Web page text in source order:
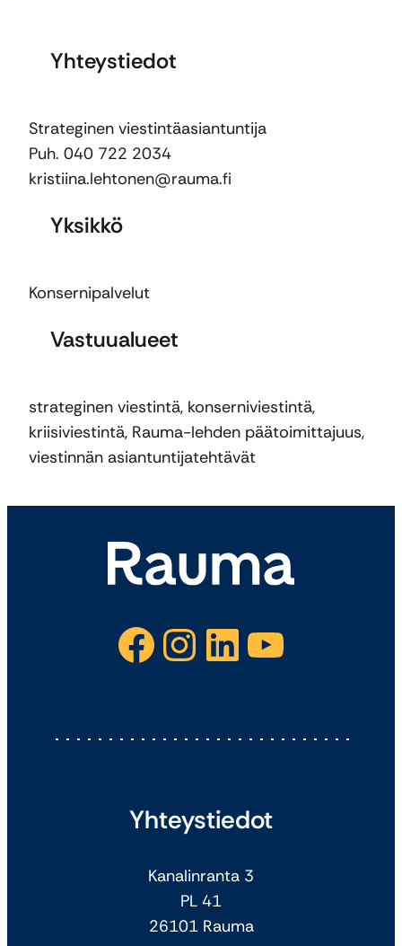
Yhteystiedot
Strateginen viestintäasiantuntija
Puh. 040 722 2034
kristiina.lehtonen@rauma.fi
Yksikkö
Konsernipalvelut
Vastuualueet
strateginen viestintä, konserniviestintä,
kriisiviestintä, Rauma-lehden päätoimittajuus,
viestinnän asiantuntijatehtävät
Facebook Instagram LinkedIn YouTube
Yhteystiedot
Kanalinranta 3
PL 41
26101 Rauma